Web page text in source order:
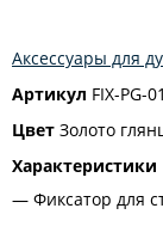
Аксессуары для
Артикул FIX-PG-01
Цвет Золото
Характеристики
Фиксатор для